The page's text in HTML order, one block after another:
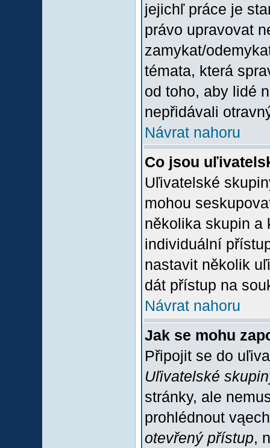
jejichľ práce je
právo upravovat
zamykat/
témata, která
od toho, aby lidé
nepřidávali
Návrat nahoru
Co jsou
Uľivatelské
mohou
několika skupin a
individuální
nastavit několik
dát přístup na
Návrat nahoru
Jak se mohu
Připojit se do
Uľivatelské
stránky, ale
prohlédnout
otevřený přístup,